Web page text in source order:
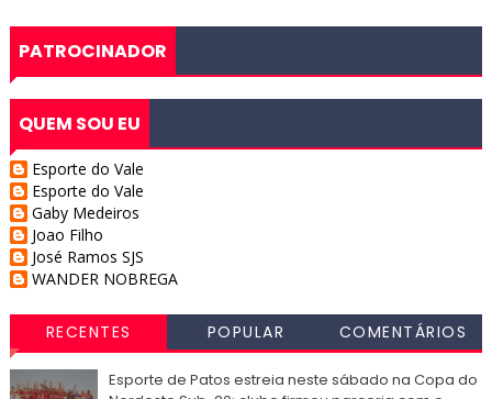
PATROCINADOR
QUEM SOU EU
Esporte do Vale
Esporte do Vale
Gaby Medeiros
Joao Filho
José Ramos SJS
WANDER NOBREGA
RECENTES POPULAR COMENTÁRIOS
Esporte de Patos estreia neste sábado na Copa do